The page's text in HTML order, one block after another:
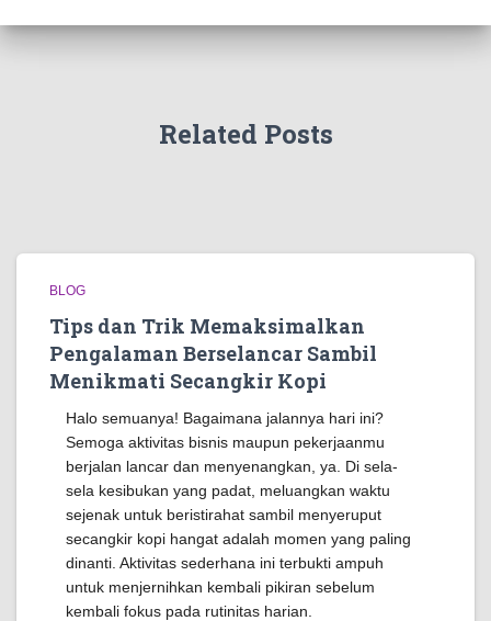
Related Posts
BLOG
Tips dan Trik Memaksimalkan
Pengalaman Berselancar Sambil
Menikmati Secangkir Kopi
Halo semuanya! Bagaimana jalannya hari ini?
Semoga aktivitas bisnis maupun pekerjaanmu
berjalan lancar dan menyenangkan, ya. Di sela-
sela kesibukan yang padat, meluangkan waktu
sejenak untuk beristirahat sambil menyeruput
secangkir kopi hangat adalah momen yang paling
dinanti. Aktivitas sederhana ini terbukti ampuh
untuk menjernihkan kembali pikiran sebelum
kembali fokus pada rutinitas harian.